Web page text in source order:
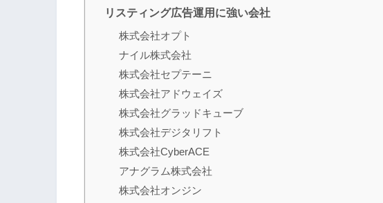
リスティング広告運用に強い会社
株式会社オプト
ナイル株式会社
株式会社セプテーニ
株式会社アドウェイズ
株式会社グラッドキューブ
株式会社デジタリフト
株式会社CyberACE
アナグラム株式会社
株式会社オンジン